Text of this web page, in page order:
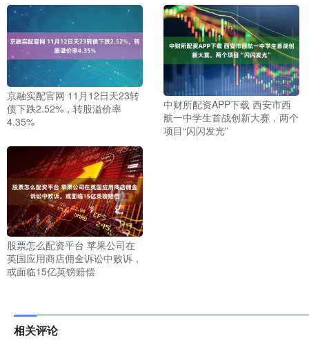
京融实配官网 11月12日天23转
债下跌2.52%，转股溢价率
4.35%
中财所配资APP下载 西安市西
航一中学生首战创新大赛，两个
项目“闪闪发光”
股票怎么配资平台 苹果公司在
英国应用商店佣金诉讼中败诉，
或面临15亿英镑赔偿
相关评论